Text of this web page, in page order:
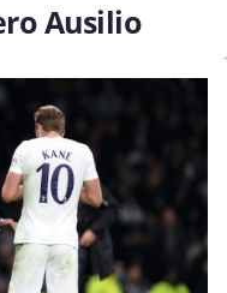
Ausilio